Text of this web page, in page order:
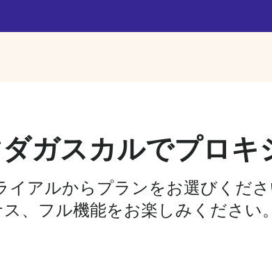
ガスカルでプロキ
イアルからプランをお選びくだ
、フル機能をお楽しみください